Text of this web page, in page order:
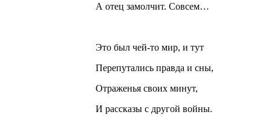
А отец замолчит. Совсем…
Это был чей-то мир, и тут
Перепутались правда и сны,
Отраженья своих минут,
И рассказы с другой войны.